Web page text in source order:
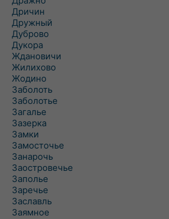
Дричин
Дружный
Дуброво
Дукора
Ждановичи
Жилихово
Жодино
Заболоть
Заболотье
Загалье
Зазерка
Замки
Замосточье
Занарочь
Заостровечье
Заполье
Заречье
Заславль
Заямное